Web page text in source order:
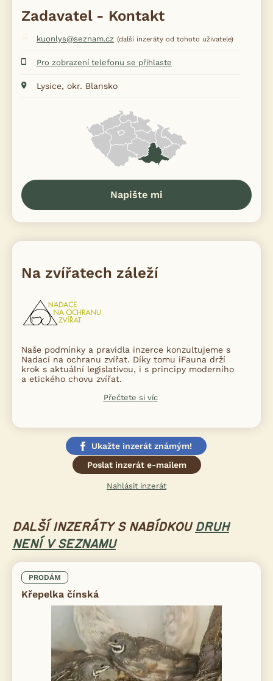
Zadavatel - Kontakt
kuonlys@seznam.cz (další inzeráty od tohoto uživatele)
Pro zobrazení telefonu se přihlaste
Lysice, okr. Blansko
Napište mi
Na zvířatech záleží
Naše podmínky a pravidla inzerce konzultujeme s
Nadací na ochranu zvířat. Díky tomu iFauna drží
krok s aktuální legislativou, i s principy moderního
a etického chovu zvířat.
Přečtete si víc
Ukažte inzerát známým!
Poslat inzerát e-mailem
Nahlásit inzerát
DALŠÍ INZERÁTY S NABÍDKOU DRUH
NENÍ V SEZNAMU
PRODÁM
Křepelka čínská